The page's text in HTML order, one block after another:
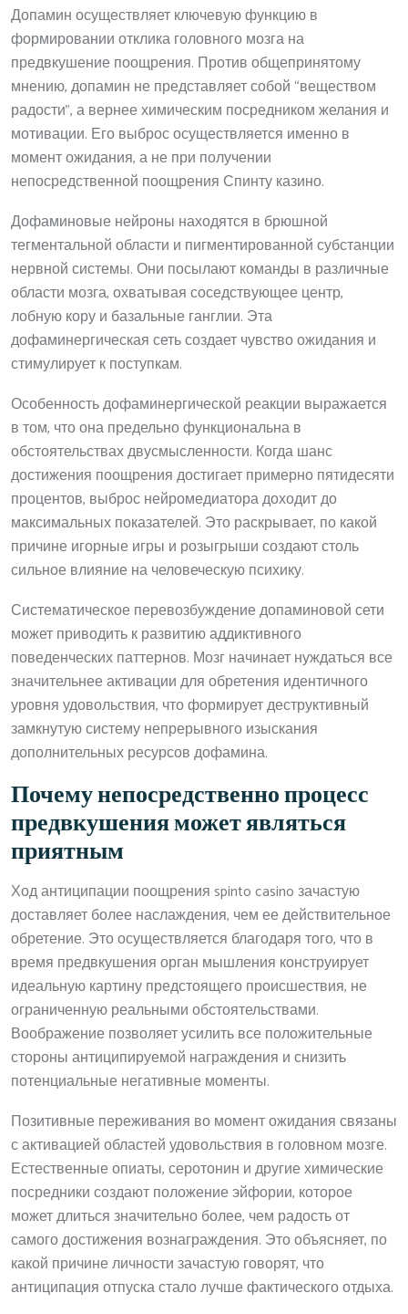
Допамин осуществляет ключевую функцию в
формировании отклика головного мозга на
предвкушение поощрения. Против общепринятому
мнению, допамин не представляет собой “веществом
радости”, а вернее химическим посредником желания и
мотивации. Его выброс осуществляется именно в
момент ожидания, а не при получении
непосредственной поощрения Спинту казино.
Дофаминовые нейроны находятся в брюшной
тегментальной области и пигментированной субстанции
нервной системы. Они посылают команды в различные
области мозга, охватывая соседствующее центр,
лобную кору и базальные ганглии. Эта
дофаминергическая сеть создает чувство ожидания и
стимулирует к поступкам.
Особенность дофаминергической реакции выражается
в том, что она предельно функциональна в
обстоятельствах двусмысленности. Когда шанс
достижения поощрения достигает примерно пятидесяти
процентов, выброс нейромедиатора доходит до
максимальных показателей. Это раскрывает, по какой
причине игорные игры и розыгрыши создают столь
сильное влияние на человеческую психику.
Систематическое перевозбуждение допаминовой сети
может приводить к развитию аддиктивного
поведенческих паттернов. Мозг начинает нуждаться все
значительнее активации для обретения идентичного
уровня удовольствия, что формирует деструктивный
замкнутую систему непрерывного изыскания
дополнительных ресурсов дофамина.
Почему непосредственно процесс
предвкушения может являться
приятным
Ход антиципации поощрения spinto casino зачастую
доставляет более наслаждения, чем ее действительное
обретение. Это осуществляется благодаря того, что в
время предвкушения орган мышления конструирует
идеальную картину предстоящего происшествия, не
ограниченную реальными обстоятельствами.
Воображение позволяет усилить все положительные
стороны антиципируемой награждения и снизить
потенциальные негативные моменты.
Позитивные переживания во момент ожидания связаны
с активацией областей удовольствия в головном мозге.
Естественные опиаты, серотонин и другие химические
посредники создают положение эйфории, которое
может длиться значительно более, чем радость от
самого достижения вознаграждения. Это объясняет, по
какой причине личности зачастую говорят, что
антиципация отпуска стало лучше фактического отдыха.